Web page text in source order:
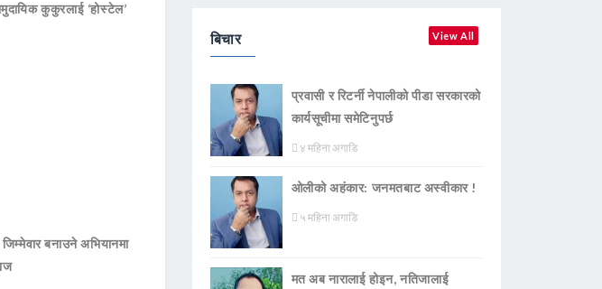
कुकुरलाई ‘होस्टेल’
बनाउने अभियानमा
बिचार View All
प्रवासी र रिटर्नी नेपालीको पीडा सरकारको
कार्यसूचीमा समेटिनुपर्छ
४ महिना अगाडि
ओलीको अहंकार: जनमतबाट अस्वीकार !
५ महिना अगाडि
मत अब नारालाई होइन, नतिजालाई